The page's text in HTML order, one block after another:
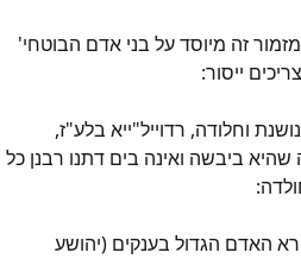
זה מיוסד על בני אדם הבוטחי'
ייסור:
וחלודה, רדוייל"ייא בלע"ז,
שהיא ביבשה ואינה בים דתנו רבנן כל
האדם הגדול בענקים (יהושע